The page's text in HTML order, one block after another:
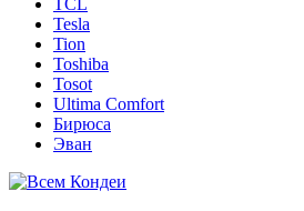
TCL
Tesla
Tion
Toshiba
Tosot
Ultima Comfort
Бирюса
Эван